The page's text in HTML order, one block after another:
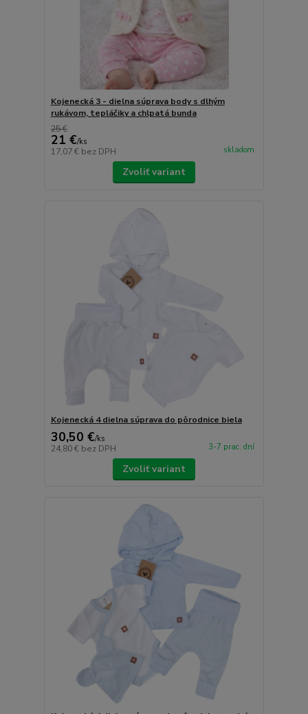
Kojenecká 3 - dielna súprava body s dlhým
rukávom, tepláčiky a chlpatá bunda
25 €
21 €/ks
17,07 € bez DPH skladom
Zvoliť variant
Kojenecká 4 dielna súprava do pôrodnice biela
30,50 €/ks
24,80 € bez DPH 3-7 prac. dní
Zvoliť variant